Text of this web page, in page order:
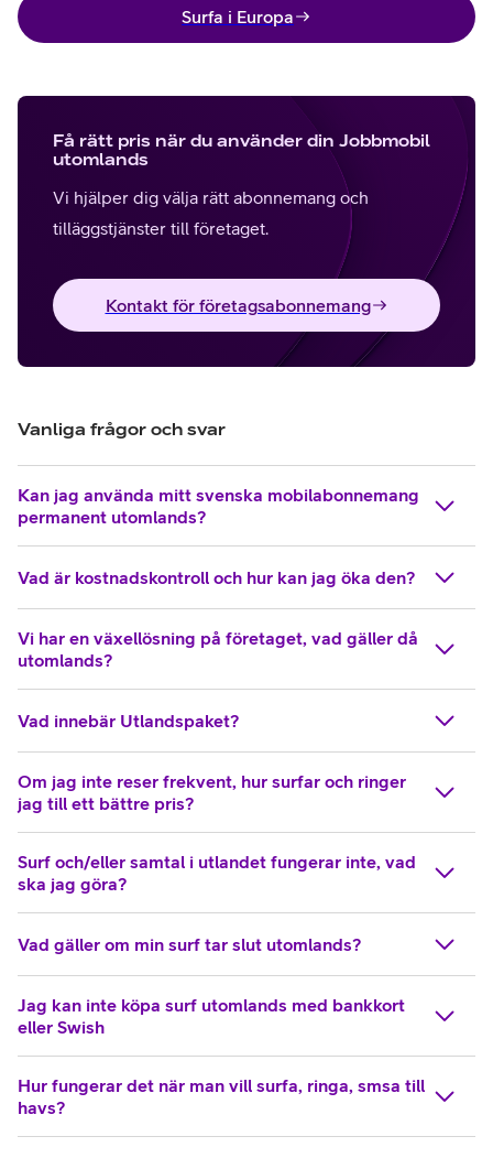
Surfa i Europa
Få rätt pris när du använder din Jobbmobil
utomlands
Vi hjälper dig välja rätt abonnemang och
tilläggstjänster till företaget.
Kontakt för företagsabonnemang
Vanliga frågor och svar
Kan jag använda mitt svenska mobilabonnemang
permanent utomlands?
Vad är kostnadskontroll och hur kan jag öka den?
Vi har en växellösning på företaget, vad gäller då
utomlands?
Vad innebär Utlandspaket?
Om jag inte reser frekvent, hur surfar och ringer
jag till ett bättre pris?
Surf och/eller samtal i utlandet fungerar inte, vad
ska jag göra?
Vad gäller om min surf tar slut utomlands?
Jag kan inte köpa surf utomlands med bankkort
eller Swish
Hur fungerar det när man vill surfa, ringa, smsa till
havs?